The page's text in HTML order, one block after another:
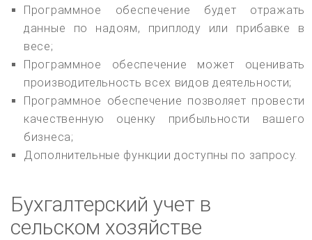
Программное обеспечение будет отражать
данные по надоям, приплоду или прибавке в
весе;
Программное обеспечение может оценивать
производительность всех видов деятельности;
Программное обеспечение позволяет провести
качественную оценку прибыльности вашего
бизнеса;
Дополнительные функции доступны по запросу.
Бухгалтерский учет в
сельском хозяйстве